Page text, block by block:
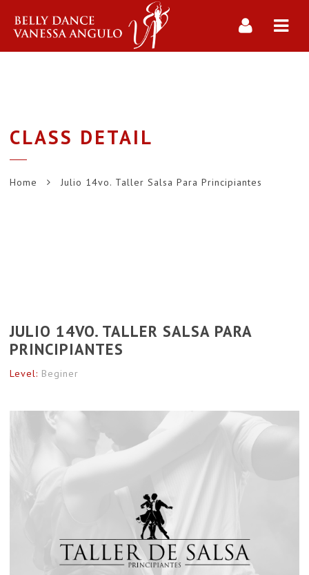
CLASS DETAIL
Home Julio 14vo. Taller Salsa Para Principiantes
JULIO 14VO. TALLER SALSA PARA
PRINCIPIANTES
Level: Beginer